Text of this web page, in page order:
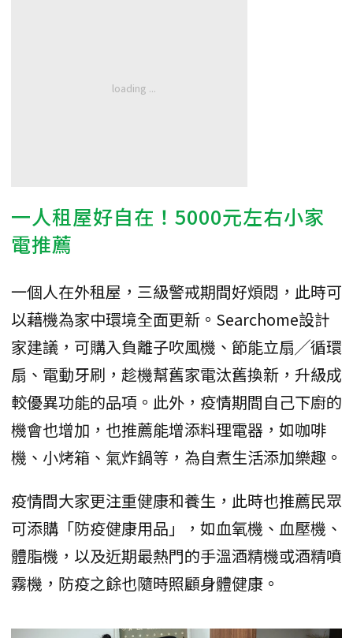
一人租屋好自在！5000元左右小家
電推薦
一個人在外租屋，三級警戒期間好煩悶，此時可
以藉機為家中環境全面更新。Searchome設計
家建議，可購入負離子吹風機、節能立扇╱循環
扇、電動牙刷，趁機幫舊家電汰舊換新，升級成
較優異功能的品項。此外，疫情期間自己下廚的
機會也增加，也推薦能增添料理電器，如咖啡
機、小烤箱、氣炸鍋等，為自煮生活添加樂趣。
疫情間大家更注重健康和養生，此時也推薦民眾
可添購「防疫健康用品」，如血氧機、血壓機、
體脂機，以及近期最熱門的手溫酒精機或酒精噴
霧機，防疫之餘也隨時照顧身體健康。